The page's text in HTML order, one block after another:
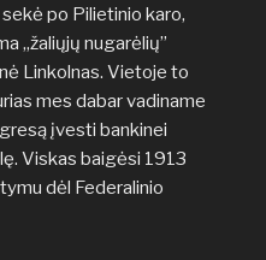
po Pilietinio karo,
„žaliųjų nugarėlių”
Linkolnas. Vietoje to
mes dabar vadiname
įvesti bankinei
Viskas baigėsi 1913
dėl Federalinio